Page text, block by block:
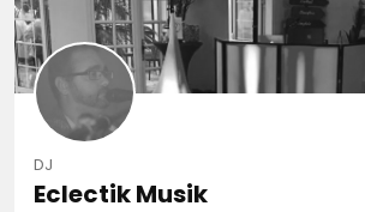
DJ
Eclectik Musik